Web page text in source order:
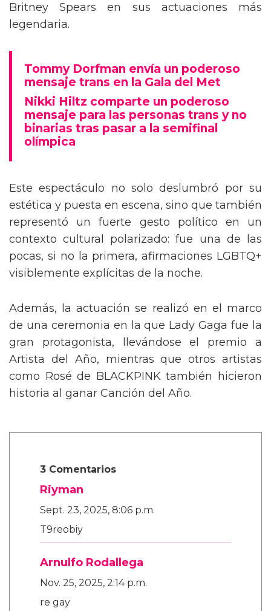
Britney Spears en sus actuaciones más
legendaria.
Tommy Dorfman envía un poderoso
mensaje trans en la Gala del Met
Nikki Hiltz comparte un poderoso
mensaje para las personas trans y no
binarias tras pasar a la semifinal
olímpica
Este espectáculo no solo deslumbró por su
estética y puesta en escena, sino que también
representó un fuerte gesto político en un
contexto cultural polarizado: fue una de las
pocas, si no la primera, afirmaciones LGBTQ+
visiblemente explícitas de la noche.
Además, la actuación se realizó en el marco
de una ceremonia en la que Lady Gaga fue la
gran protagonista, llevándose el premio a
Artista del Año, mientras que otros artistas
como Rosé de BLACKPINK también hicieron
historia al ganar Canción del Año.
3 Comentarios
Riyman
Sept. 23, 2025, 8:06 p.m.
T9reobiy
Arnulfo Rodallega
Nov. 25, 2025, 2:14 p.m.
re gay